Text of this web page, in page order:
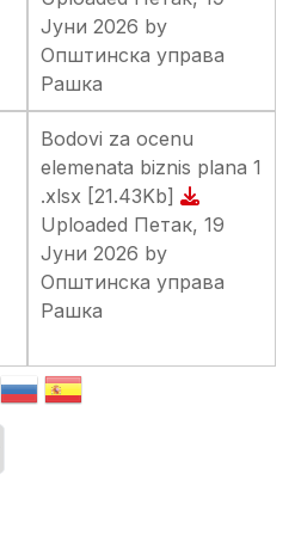
Јуни 2026 by
Општинска управа
Рашка
Bodovi za ocenu
elemenata biznis plana 1
.xlsx [21.43Kb]
Uploaded Петак, 19
Јуни 2026 by
Општинска управа
Рашка